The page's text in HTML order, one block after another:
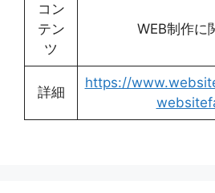
コン
テン
ツ
WEB制作に
詳細
https://